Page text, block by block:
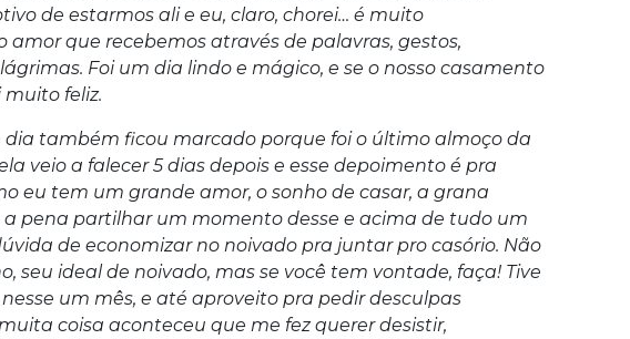
de estarmos ali e eu, claro, chorei… é muito
que recebemos através de palavras, gestos,
Foi um dia lindo e mágico, e se o nosso casamento
feliz.
dia também ficou marcado porque foi o último almoço da
veio a falecer 5 dias depois e esse depoimento é pra
eu tem um grande amor, o sonho de casar, a grana
a pena partilhar um momento desse e acima de tudo um
de economizar no noivado pra juntar pro casório. Não
seu ideal de noivado, mas se você tem vontade, faça! Tive
um mês, e até aproveito pra pedir desculpas
coisa aconteceu que me fez querer desistir,